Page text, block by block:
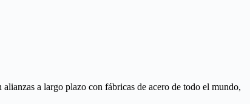
a largo plazo con fábricas de acero de todo el mundo,